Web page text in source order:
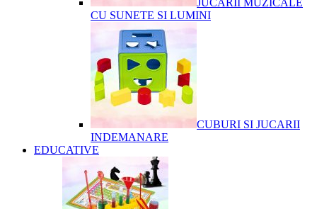
JUCARII MUZICALE
CU SUNETE SI LUMINI
CUBURI SI JUCARII
INDEMANARE
EDUCATIVE